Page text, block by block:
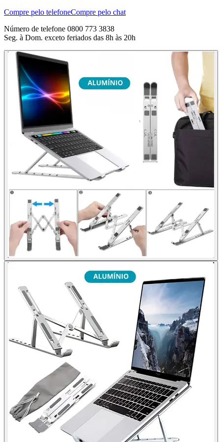
Compre pelo telefoneCompre pelo chat
Número de telefone 0800 773 3838
Seg. à Dom. exceto feriados das 8h às 20h